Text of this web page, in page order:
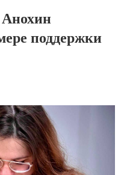
поддержки